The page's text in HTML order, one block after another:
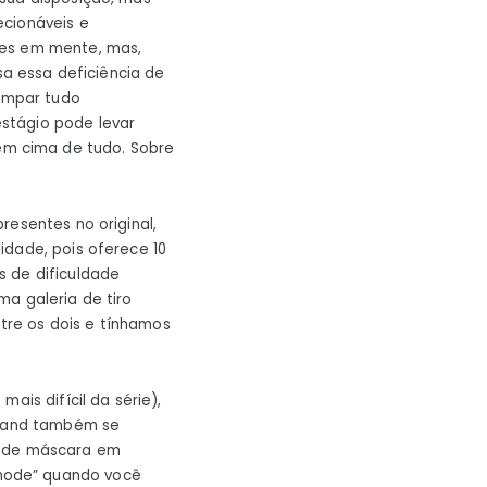
​​​​e
em mente, mas,
essa deficiência de
tudo
pode levar
cima de tudo. Sobre
no original,
pois oferece 10
de dificuldade
galeria de tiro
os dois e tínhamos
difícil da série),
também se
máscara em
quando você